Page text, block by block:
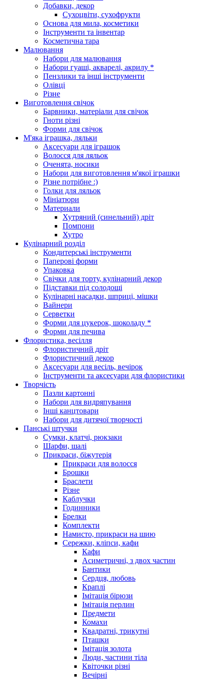
Добавки, декор
Сухоцвіти, сухофрукти
Основа для мила, косметики
Інструменти та інвентар
Косметична тара
Малювання
Набори для малювання
Набори гуаші, акварелі, акрилу *
Пензлики та інші інструменти
Олівці
Різне
Виготовлення свічок
Барвники, матеріали для свічок
Гноти різні
Форми для свічок
М'яка іграшка, ляльки
Аксесуари для іграшок
Волосся для ляльок
Оченята, носики
Набори для виготовлення м'якої іграшки
Різне потрібне :)
Голки для ляльок
Мініатюри
Материали
Хутряний (синельний) дріт
Помпони
Хутро
Кулінарний розділ
Кондитерські інструменти
Паперові форми
Упаковка
Свічки для торту, кулінарний декор
Підставки під солодощі
Кулінарні насадки, шприці, мішки
Вайнери
Серветки
Форми для цукерок, шоколаду *
Форми для печива
Флористика, весілля
Флористичний дріт
Флористичний декор
Аксесуари для весіль, вечірок
Інструменти та аксесуари для флористики
Творчість
Пазли картонні
Набори для видряпування
Інші канцтовари
Набори для дитячої творчості
Панські штучки
Сумки, клатчі, рюкзаки
Шарфи, шалі
Прикраси, біжутерія
Прикраси для волосся
Брошки
Браслети
Різне
Каблучки
Годинники
Брелки
Комплекти
Намисто, прикраси на шию
Сережки, кліпси, кафи
Кафи
Асиметричні, з двох частин
Бантики
Сердця, любовь
Краплі
Імітація бірюзи
Імітація перлин
Предмети
Комахи
Квадратні, трикутні
Пташки
Імітація золота
Люди, частини тіла
Квіточки різні
Вечірні